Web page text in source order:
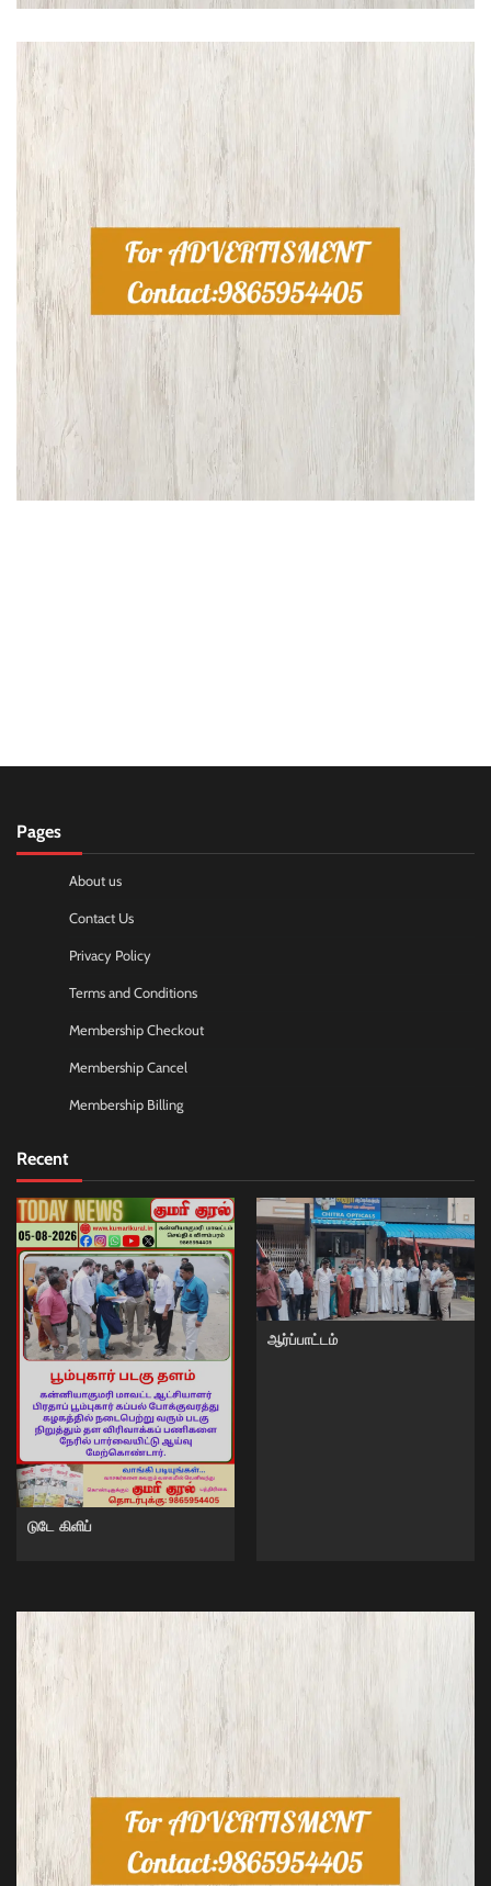
Pages
About us
Contact Us
Privacy Policy
Terms and Conditions
Membership Checkout
Membership Cancel
Membership Billing
Recent
டுடே கிளிப்
ஆர்ப்பாட்டம்